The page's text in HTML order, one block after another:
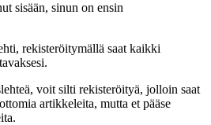
sisään, sinun on ensin
rekisteröitymällä saat kaikki
voit silti rekisteröityä, jolloin saat
artikkeleita, mutta et pääse